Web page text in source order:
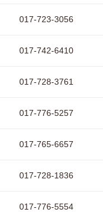
017-723-3056
017-742-6410
017-728-3761
017-776-5257
017-765-6657
017-728-1836
017-776-5554